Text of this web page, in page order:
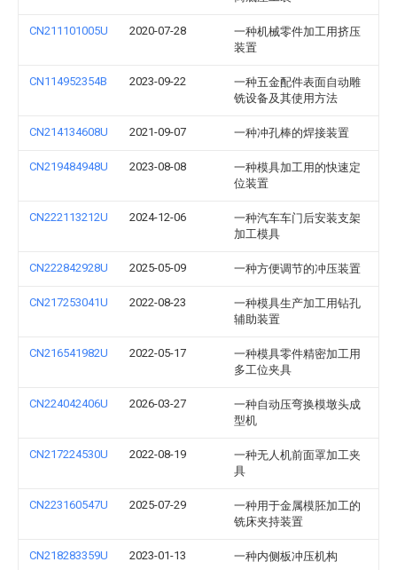
CN211101005U 2020-07-28
一种机械零件加工用挤压
装置
CN114952354B 2023-09-22
一种五金配件表面自动雕
铣设备及其使用方法
CN214134608U 2021-09-07 一种冲孔棒的焊接装置
CN219484948U 2023-08-08
一种模具加工用的快速定
位装置
CN222113212U 2024-12-06
一种汽车车门后安装支架
加工模具
CN222842928U 2025-05-09 一种方便调节的冲压装置
CN217253041U 2022-08-23
一种模具生产加工用钻孔
辅助装置
CN216541982U 2022-05-17
一种模具零件精密加工用
多工位夹具
CN224042406U 2026-03-27
一种自动压弯换模墩头成
型机
CN217224530U 2022-08-19
一种无人机前面罩加工夹
具
CN223160547U 2025-07-29
一种用于金属模胚加工的
铣床夹持装置
CN218283359U 2023-01-13 一种内侧板冲压机构